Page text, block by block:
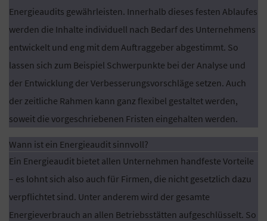
Energieaudits gewährleisten. Innerhalb dieses festen Ablaufes
werden die Inhalte individuell nach Bedarf des Unternehmens
entwickelt und eng mit dem Auftraggeber abgestimmt. So
lassen sich zum Beispiel Schwerpunkte bei der Analyse und
der Entwicklung der Verbesserungsvorschläge setzen. Auch
der zeitliche Rahmen kann ganz flexibel gestaltet werden,
soweit die vorgeschriebenen Fristen eingehalten werden.
Wann ist ein Energieaudit sinnvoll?
Ein Energieaudit bietet allen Unternehmen handfeste Vorteile
– es lohnt sich also auch für Firmen, die nicht gesetzlich dazu
verpflichtet sind. Unter anderem wird der gesamte
Energieverbrauch an allen Betriebsstätten aufgeschlüsselt. So